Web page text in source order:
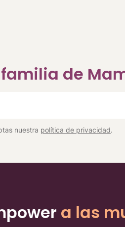
de
nuestra política de privacidad.
a las